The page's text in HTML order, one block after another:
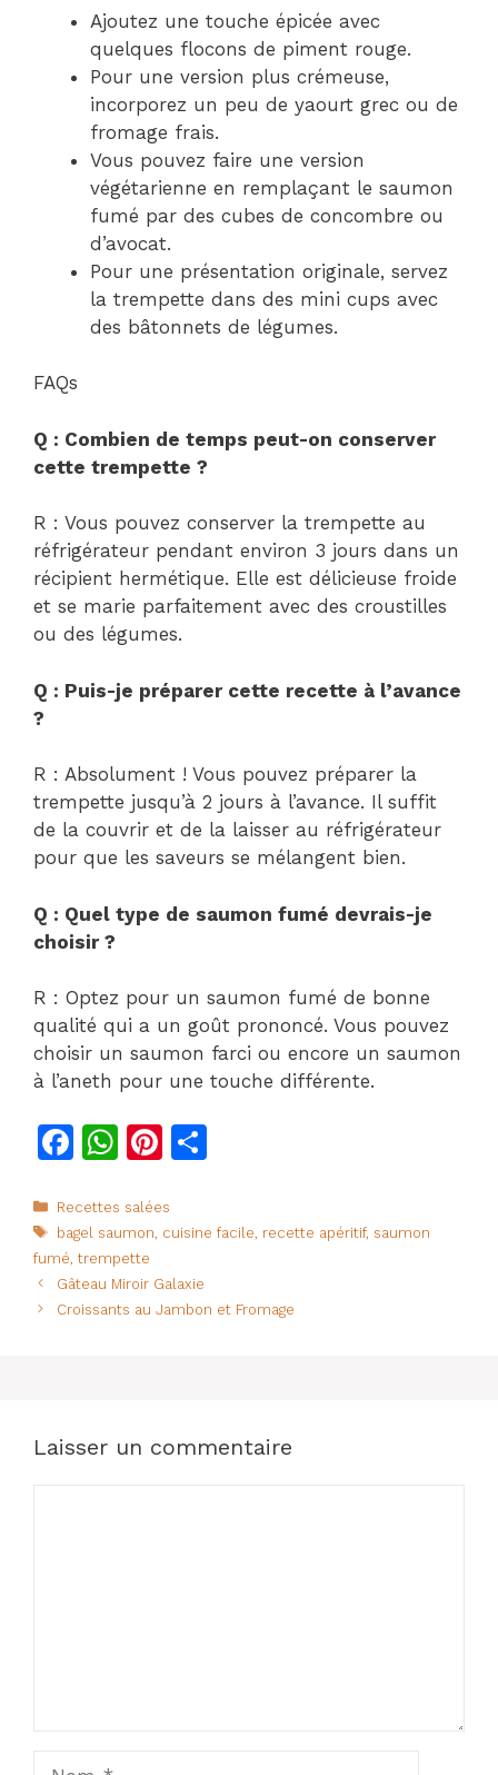
Ajoutez une touche épicée avec
quelques flocons de piment rouge.
Pour une version plus crémeuse,
incorporez un peu de yaourt grec ou de
fromage frais.
Vous pouvez faire une version
végétarienne en remplaçant le saumon
fumé par des cubes de concombre ou
d’avocat.
Pour une présentation originale, servez
la trempette dans des mini cups avec
des bâtonnets de légumes.
FAQs
Q : Combien de temps peut-on conserver
cette trempette ?
R : Vous pouvez conserver la trempette au
réfrigérateur pendant environ 3 jours dans un
récipient hermétique. Elle est délicieuse froide
et se marie parfaitement avec des croustilles
ou des légumes.
Q : Puis-je préparer cette recette à l’avance
?
R : Absolument ! Vous pouvez préparer la
trempette jusqu’à 2 jours à l’avance. Il suffit
de la couvrir et de la laisser au réfrigérateur
pour que les saveurs se mélangent bien.
Q : Quel type de saumon fumé devrais-je
choisir ?
R : Optez pour un saumon fumé de bonne
qualité qui a un goût prononcé. Vous pouvez
choisir un saumon farci ou encore un saumon
à l’aneth pour une touche différente.
F
c
e
b
o
W
at
s
A
p
Pi
te
re
st
g
Catégories
Recettes salées
Étiquettes
bagel saumon, cuisine facile, recette apéritif, saumon
fumé,trempette
Gâteau Miroir Galaxie
Croissants au Jambon et Fromage
Laisser un commentaire